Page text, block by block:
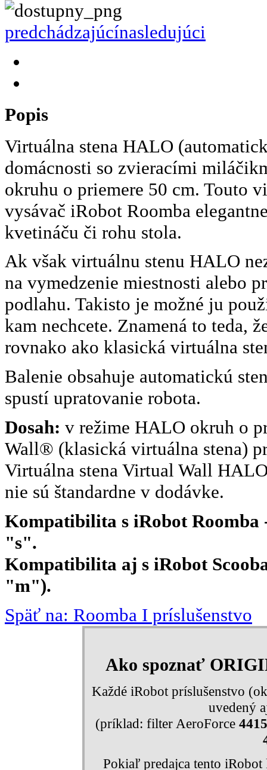
predchádzajúcínasledujúci
Popis
Virtuálna stena HALO
domácnosti so zvieracími
okruhu o priemere 50 cm. Touto
vysávač iRobot Roomba
kvetináču či rohu stola.
Ak však virtuálnu stenu HALO
na vymedzenie miestnosti alebo
podlahu. Takisto je možné ju
kam nechcete. Znamená to teda,
rovnako ako klasická virtuálna
Balenie obsahuje automatickú
spustí upratovanie robota.
Dosah: v režime HALO okruh o
Wall® (klasická virtuálna stena)
Virtuálna stena Virtual Wall
nie sú štandardne v dodávke.
Kompatibilita s iRobot Roomba
"s".
Kompatibilita aj s iRobot
"m").
Späť na: Roomba I príslušenstvo
Ako spoznať
Každé iRobot príslušenstvo
uvedený
(príklad: filter AeroForce
Pokiaľ predajca tento